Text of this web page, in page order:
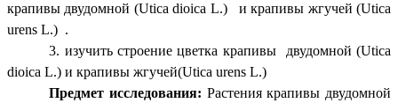
крапивы двудомной (Utica dioica L.) и крапивы жгучей (Utica
urens L.) .
3. изучить строение цветка крапивы двудомной (Utica
dioica L.) и крапивы жгучей(Utica urens L.)
Предмет исследования: Растения крапивы двудомной